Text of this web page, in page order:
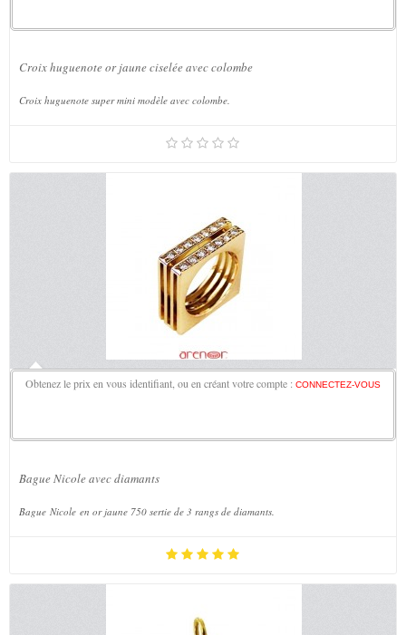
Croix huguenote or jaune ciselée avec colombe
Croix huguenote super mini modèle avec colombe.
Obtenez le prix en vous identifiant, ou en créant votre compte : CONNECTEZ-VOUS
Bague Nicole avec diamants
Bague Nicole en or jaune 750 sertie de 3 rangs de diamants.